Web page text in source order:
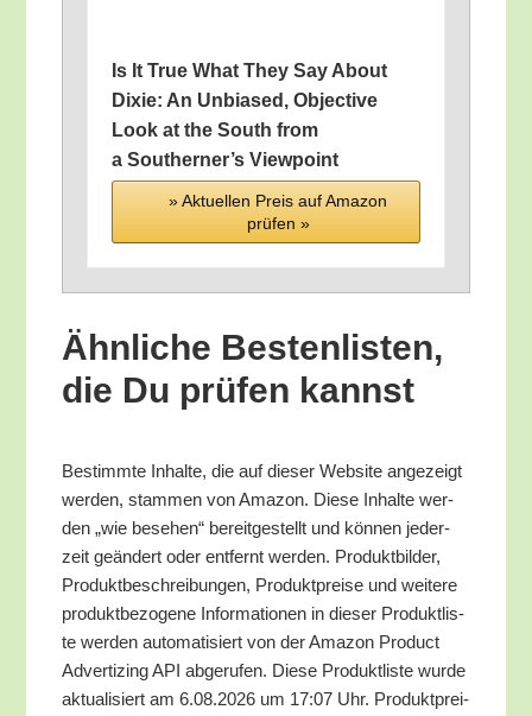
Is It True What They Say About
Dixie: An Unbi­a­sed, Objec­ti­ve
Look at the South from
a Southerner’s Viewpoint
» Aktu­el­len Preis auf Ama­zon
prü­fen »
Ähn­li­che Bes­ten­lis­ten,
die Du prü­fen kannst
Bestimm­te Inhal­te, die auf die­ser Web­site ange­zeigt
wer­den, stam­men von Ama­zon. Die­se Inhal­te wer­
den „wie bese­hen“ bereit­ge­stellt und kön­nen jeder­
zeit geän­dert oder ent­fernt wer­den. Pro­dukt­bil­der,
Pro­dukt­be­schrei­bun­gen, Pro­dukt­prei­se und wei­te­re
pro­dukt­be­zo­ge­ne Infor­ma­tio­nen in die­ser Pro­dukt­lis­
te wer­den auto­ma­ti­siert von der Ama­zon Pro­duct
Adver­tiz­ing API abge­ru­fen. Die­se Pro­dukt­lis­te wur­de
aktua­li­siert am 6.08.2026 um 17:07 Uhr. Pro­dukt­prei­